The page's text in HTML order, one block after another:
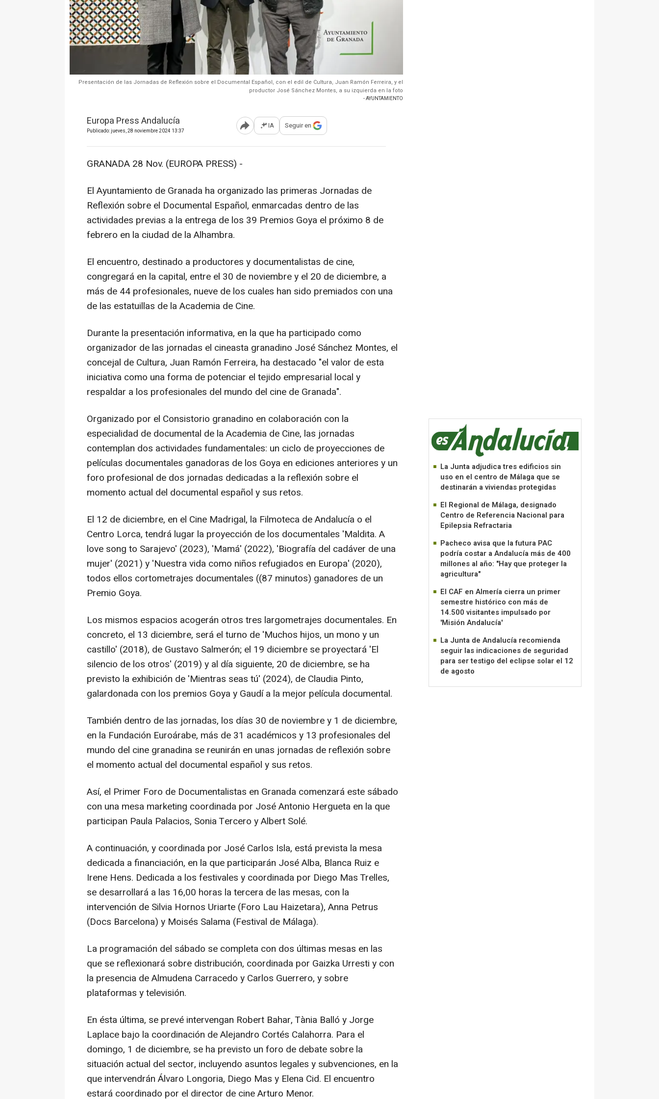
Presentación de las Jornadas de Reflexión sobre el Documental Español, con el edil de Cultura, Juan Ramón Ferreira, y el
productor José Sánchez Montes, a su izquierda en la foto
- AYUNTAMIENTO
Europa Press Andalucía
Publicado: jueves, 28 noviembre 2024 13:37 Abrir opciones para compartir
IA Seguir en
GRANADA 28 Nov. (EUROPA PRESS) -
El Ayuntamiento de Granada ha organizado las primeras Jornadas de
Reflexión sobre el Documental Español, enmarcadas dentro de las
actividades previas a la entrega de los 39 Premios Goya el próximo 8 de
febrero en la ciudad de la Alhambra.
El encuentro, destinado a productores y documentalistas de cine,
congregará en la capital, entre el 30 de noviembre y el 20 de diciembre, a
más de 44 profesionales, nueve de los cuales han sido premiados con una
de las estatuillas de la Academia de Cine.
Durante la presentación informativa, en la que ha participado como
organizador de las jornadas el cineasta granadino José Sánchez Montes, el
concejal de Cultura, Juan Ramón Ferreira, ha destacado "el valor de esta
iniciativa como una forma de potenciar el tejido empresarial local y
respaldar a los profesionales del mundo del cine de Granada".
Organizado por el Consistorio granadino en colaboración con la
especialidad de documental de la Academia de Cine, las jornadas
contemplan dos actividades fundamentales: un ciclo de proyecciones de
películas documentales ganadoras de los Goya en ediciones anteriores y un
foro profesional de dos jornadas dedicadas a la reflexión sobre el
momento actual del documental español y sus retos.
El 12 de diciembre, en el Cine Madrigal, la Filmoteca de Andalucía o el
Centro Lorca, tendrá lugar la proyección de los documentales 'Maldita. A
love song to Sarajevo' (2023), 'Mamá' (2022), 'Biografía del cadáver de una
mujer' (2021) y 'Nuestra vida como niños refugiados en Europa' (2020),
todos ellos cortometrajes documentales ((87 minutos) ganadores de un
Premio Goya.
Los mismos espacios acogerán otros tres largometrajes documentales. En
concreto, el 13 diciembre, será el turno de 'Muchos hijos, un mono y un
castillo' (2018), de Gustavo Salmerón; el 19 diciembre se proyectará 'El
silencio de los otros' (2019) y al día siguiente, 20 de diciembre, se ha
previsto la exhibición de 'Mientras seas tú' (2024), de Claudia Pinto,
galardonada con los premios Goya y Gaudí a la mejor película documental.
También dentro de las jornadas, los días 30 de noviembre y 1 de diciembre,
en la Fundación Euroárabe, más de 31 académicos y 13 profesionales del
mundo del cine granadina se reunirán en unas jornadas de reflexión sobre
el momento actual del documental español y sus retos.
Así, el Primer Foro de Documentalistas en Granada comenzará este sábado
con una mesa marketing coordinada por José Antonio Hergueta en la que
participan Paula Palacios, Sonia Tercero y Albert Solé.
A continuación, y coordinada por José Carlos Isla, está prevista la mesa
dedicada a financiación, en la que participarán José Alba, Blanca Ruiz e
Irene Hens. Dedicada a los festivales y coordinada por Diego Mas Trelles,
se desarrollará a las 16,00 horas la tercera de las mesas, con la
intervención de Silvia Hornos Uriarte (Foro Lau Haizetara), Anna Petrus
(Docs Barcelona) y Moisés Salama (Festival de Málaga).
La programación del sábado se completa con dos últimas mesas en las
que se reflexionará sobre distribución, coordinada por Gaizka Urresti y con
la presencia de Almudena Carracedo y Carlos Guerrero, y sobre
plataformas y televisión.
En ésta última, se prevé intervengan Robert Bahar, Tània Balló y Jorge
Laplace bajo la coordinación de Alejandro Cortés Calahorra. Para el
domingo, 1 de diciembre, se ha previsto un foro de debate sobre la
situación actual del sector, incluyendo asuntos legales y subvenciones, en la
que intervendrán Álvaro Longoria, Diego Mas y Elena Cid. El encuentro
estará coordinado por el director de cine Arturo Menor.
La Junta adjudica tres edificios sin
uso en el centro de Málaga que se
destinarán a viviendas protegidas
El Regional de Málaga, designado
Centro de Referencia Nacional para
Epilepsia Refractaria
Pacheco avisa que la futura PAC
podría costar a Andalucía más de 400
millones al año: "Hay que proteger la
agricultura"
El CAF en Almería cierra un primer
semestre histórico con más de
14.500 visitantes impulsado por
'Misión Andalucía'
La Junta de Andalucía recomienda
seguir las indicaciones de seguridad
para ser testigo del eclipse solar el 12
de agosto